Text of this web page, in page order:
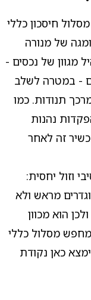
חיסכון כללי
של מנורה
מגוון של נכסים -
- במטרה לשלב
תנודות. כמו
נהנות
זה לאחר
וזול יחסית:
מראש ולא
הוא מכוון
מסלול כללי
כאן נקודת